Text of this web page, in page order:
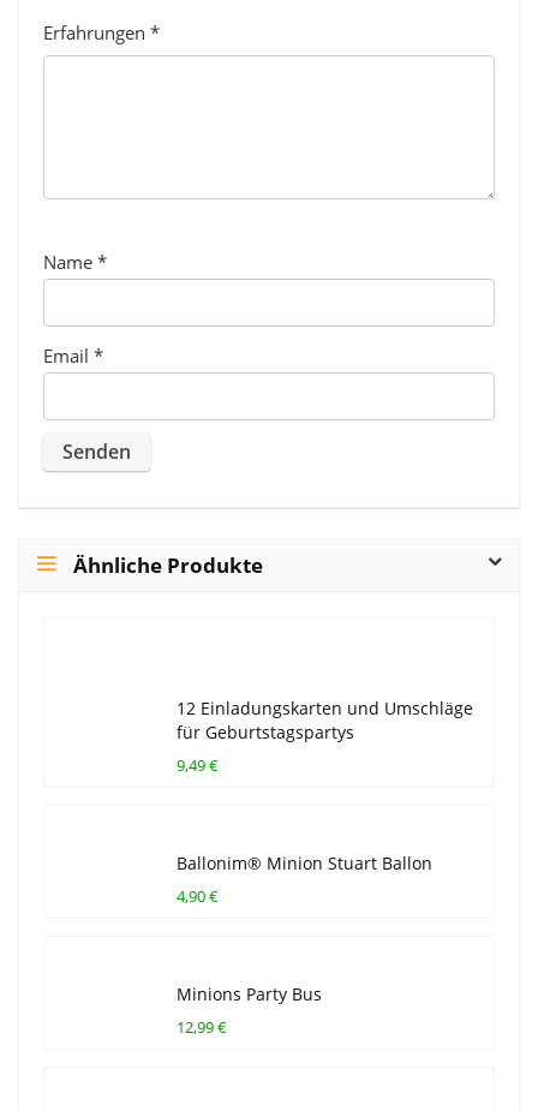
Erfahrungen *
Name *
Email *
Ähnliche Produkte
12 Einladungskarten und Umschläge
für Geburtstagspartys
9,49 €
Ballonim® Minion Stuart Ballon
4,90 €
Minions Party Bus
12,99 €